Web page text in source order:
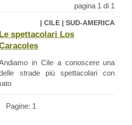
pagina 1 di 1
| CILE | SUD-AMERICA
Le spettacolari Los
in Cile a conoscere una
strade più spettacolari con
Pagine: 1